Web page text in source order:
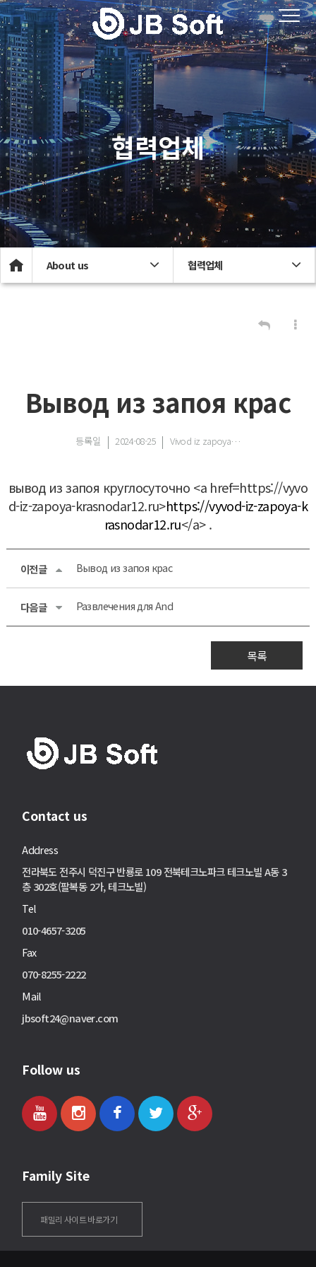
협력업체
About us 협력업체
Вывод из запоя крас
등록일 2024-08-25 Vivod iz zapoya…
вывод из запоя круглосуточно <a href=https://vyvo
d-iz-zapoya-krasnodar12.ru>https://vyvod-iz-zapoya-k
rasnodar12.ru</a> .
이전글 Вывод из запоя крас
다음글 Развлечения для And
목록
Contact us
Address
전라북도 전주시 덕진구 반룡로 109 전북테크노파크 테크노빌 A동 3
층 302호(팔복동 2가, 테크노빌)
Tel
010-4657-3205
Fax
070-8255-2222
Mail
jbsoft24@naver.com
Follow us
Family Site
패밀리 사이트 바로가기